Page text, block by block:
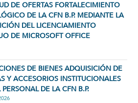
DE OFERTAS FORTALECIMIENTO
DE LA CFN B.P. MEDIANTE LA
DEL LICENCIAMIENTO
DE MICROSOFT OFFICE
DE BIENES ADQUISICIÓN DE
Y ACCESORIOS INSTITUCIONALES
PERSONAL DE LA CFN B.P.